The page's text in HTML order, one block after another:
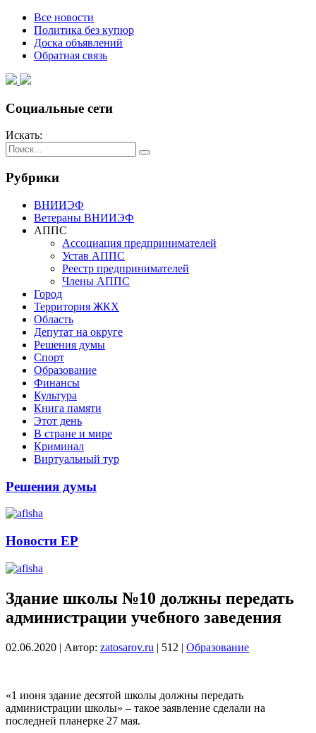
Все новости
Политика без купюр
Доска объявлений
Обратная связь
Социальные сети
Искать:
Рубрики
ВНИИЭФ
Ветераны ВНИИЭФ
АППС
Ассоциация предпринимателей
Устав АППС
Реестр предпринимателей
Члены АППС
Город
Территория ЖКХ
Область
Депутат на округе
Решения думы
Спорт
Образование
Финансы
Культура
Книга памяти
Этот день
В стране и мире
Криминал
Виртуальный тур
Решения думы
Новости ЕР
Здание школы №10 должны передать
администрации учебного заведения
02.06.2020 | Автор: zatosarov.ru | 512 | Образование
«1 июня здание десятой школы должны передать
администрации школы» – такое заявление сделали на
последней планерке 27 мая.